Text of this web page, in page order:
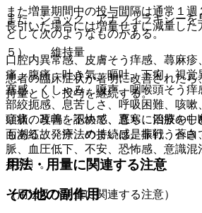
また、ショック、アナフィラキシー
として次のようなものがある。
口腔内異常感、皮膚そう痒感、蕁麻疹
痛、腹痛、吐き気、嘔吐、下痢、視覚
塞感、くしゃみ、嗄声、咽喉頭そう痒
部絞扼感、息苦しさ、呼吸困難、咳嗽
頭痛、耳鳴、不快感、悪寒、四肢の
面潮紅、発汗、めまい感、振戦、蒼白
脈、血圧低下、不安、恐怖感、意識混
参照〕。
その他の副作用
また増量期間中の投与間隔は通常１
長引いた場合には増量せずに減量した
５）． 維持量
患者の臨床症状が著明に改善されたら
持量とし、投与を継続する。
症状の改善を認めて、直ちに治療を
もある故、療法の持続は是非行うべき
用法・用量に関連する注意
（用法及び用量に関連する注意）